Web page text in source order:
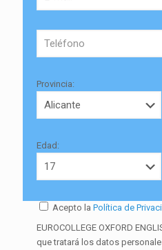
Provincia:
Edad:
Acepto la Política de
EUROCOLLEGE OXFORD
que tratará los datos